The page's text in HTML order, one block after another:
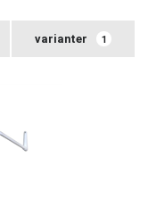
varianter 1